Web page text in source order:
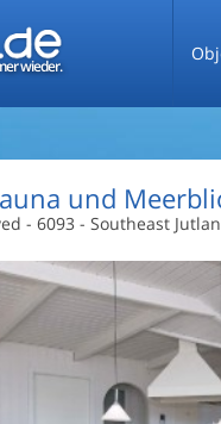
wieder.
und
- 6093 - Southeast